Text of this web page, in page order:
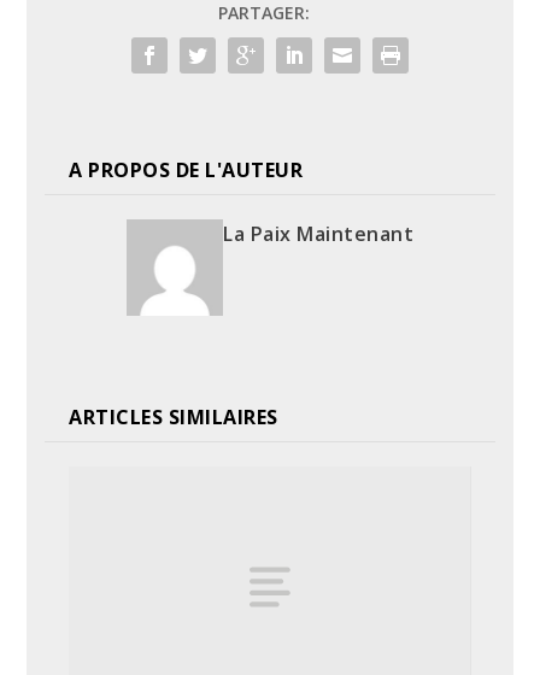
PARTAGER:
A PROPOS DE L'AUTEUR
La Paix Maintenant
ARTICLES SIMILAIRES